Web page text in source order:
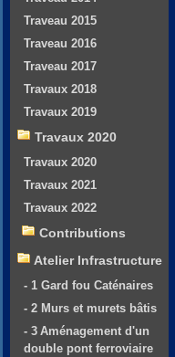
Traveau 2015
Traveau 2016
Traveau 2017
Travaux 2018
Travaux 2019
Travaux 2020
Travaux 2020
Travaux 2021
Travaux 2022
Contributions
Atelier Infrastructure
- 1 Gard fou Caténaires
- 2 Murs et murets bâtis
- 3 Aménagement d'un
double pont ferroviaire